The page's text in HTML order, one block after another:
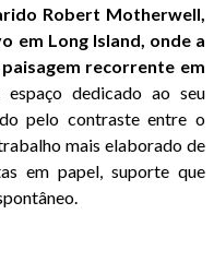
Robert Motherwell,
em Long Island, onde a
recorrente em
dedicado ao seu
pelo contraste entre o
mais elaborado de
em papel, suporte que